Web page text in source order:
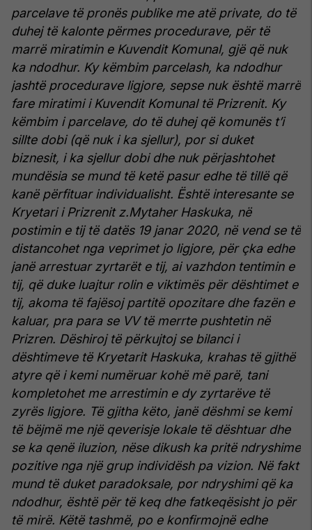
parcelave të pronës publike me atë private, do të
duhej të kalonte përmes procedurave, për të
marrë miratimin e Kuvendit Komunal, gjë që nuk
ka ndodhur. Ky këmbim parcelash, ka ndodhur
jashtë procedurave ligjore, sepse nuk është marrë
fare miratimi i Kuvendit Komunal të Prizrenit. Ky
këmbim i parcelave, do të duhej që komunës t’i
sillte dobi (që nuk i ka sjellur), por si duket
biznesit, i ka sjellur dobi dhe nuk përjashtohet
mundësia se mund të ketë pasur edhe të tillë që
kanë përfituar individualisht. Është interesante se
Kryetari i Prizrenit z.Mytaher Haskuka, në
postimin e tij të datës 19 janar 2020, në vend se të
distancohet nga veprimet jo ligjore, për çka edhe
janë arrestuar zyrtarët e tij, ai vazhdon tentimin e
tij, që duke luajtur rolin e viktimës për dështimet e
tij, akoma të fajësoj partitë opozitare dhe fazën e
kaluar, pra para se VV të merrte pushtetin në
Prizren. Dëshiroj të përkujtoj se bilanci i
dështimeve të Kryetarit Haskuka, krahas të gjithë
atyre që i kemi numëruar kohë më parë, tani
kompletohet me arrestimin e dy zyrtarëve të
zyrës ligjore. Të gjitha këto, janë dëshmi se kemi
të bëjmë me një qeverisje lokale të dështuar dhe
se ka qenë iluzion, nëse dikush ka pritë ndryshime
pozitive nga një grup individësh pa vizion. Në fakt
mund të duket paradoksale, por ndryshimi që ka
ndodhur, është për të keq dhe fatkeqësisht jo për
të mirë. Këtë tashmë, po e konfirmojnë edhe